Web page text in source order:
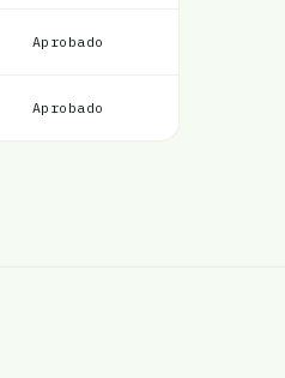
Aprobado
Aprobado